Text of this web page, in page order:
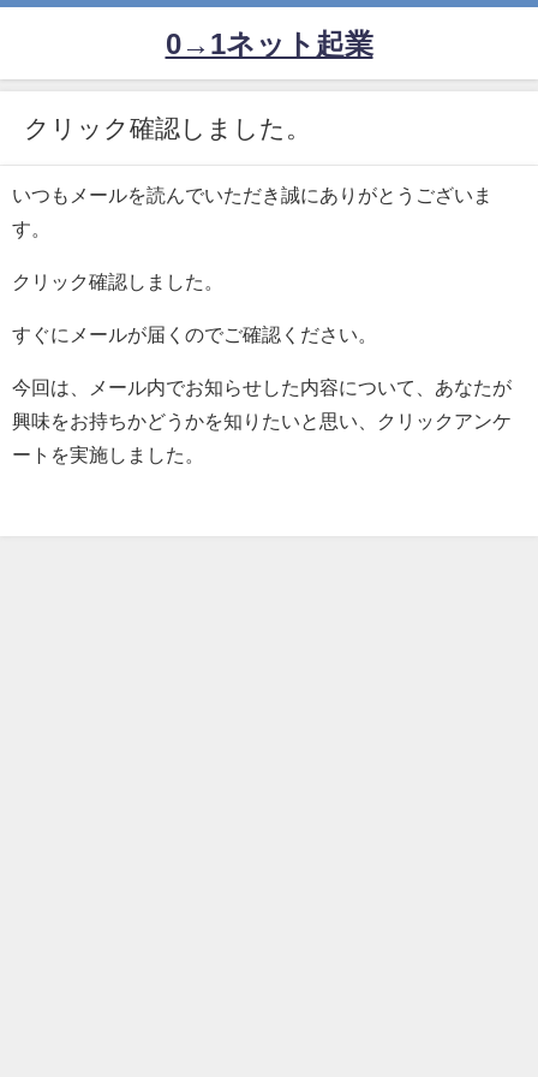
0→1ネット起業
クリック確認しました。
いつもメールを読んでいただき誠にありがとうございま
す。
クリック確認しました。
すぐにメールが届くのでご確認ください。
今回は、メール内でお知らせした内容について、あなたが
興味をお持ちかどうかを知りたいと思い、クリックアンケ
ートを実施しました。